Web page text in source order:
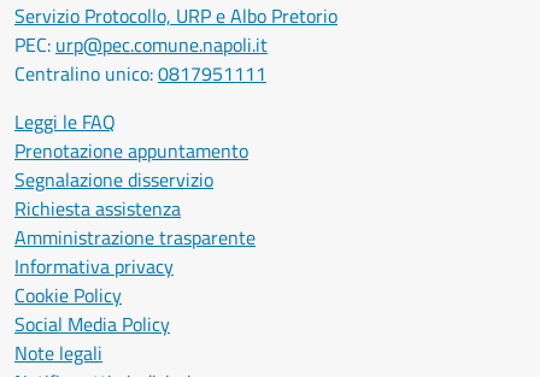
Servizio Protocollo, URP e Albo Pretorio
PEC: urp@pec.comune.napoli.it
Centralino unico:0817951111
Leggi le FAQ
Prenotazione appuntamento
Segnalazione disservizio
Richiesta assistenza
Amministrazione trasparente
Informativa privacy
Cookie Policy
Social Media Policy
Note legali